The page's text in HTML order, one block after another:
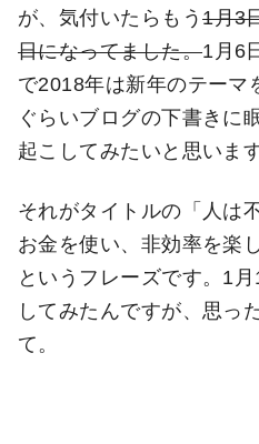
が、気付いたらもう1月3
日になってました。1月6
で2018年は新年のテーマ
ぐらいブログの下書きに
起こしてみたいと思います
それがタイトルの「人は
お金を使い、非効率を楽
というフレーズです。1
してみたんですが、思っ
て。